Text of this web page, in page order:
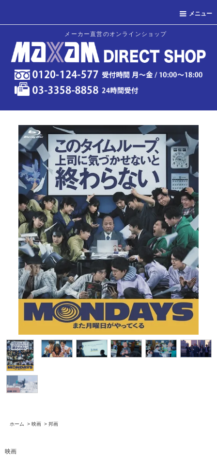
メニュー
メーカー直営のオンラインショップ
ホーム > 映画 > 邦画
映画